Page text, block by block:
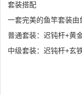
套装搭配
一套完美的鱼竿套装
普通套装：迟钝杆+黄
中级套装：迟钝杆+玄